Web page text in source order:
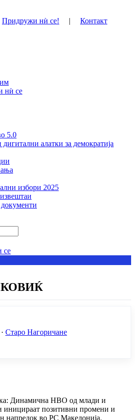
Придружи нѝ се! | Контакт
нѝ се
5.0
дигитални алатки за демократија
избори 2025
се
· Старо Нагоричане
Динамична НВО од млади и
иницираат позитивни промени и
напредок во РС Македонија.